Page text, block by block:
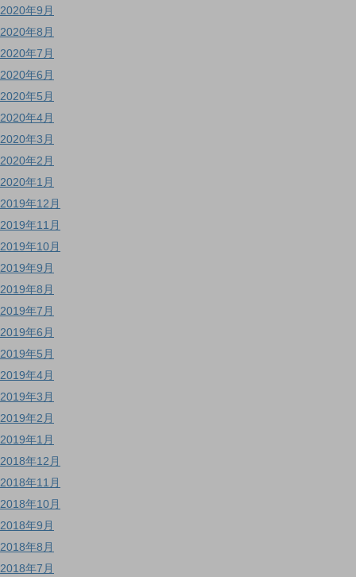
2020年9月
2020年8月
2020年7月
2020年6月
2020年5月
2020年4月
2020年3月
2020年2月
2020年1月
2019年12月
2019年11月
2019年10月
2019年9月
2019年8月
2019年7月
2019年6月
2019年5月
2019年4月
2019年3月
2019年2月
2019年1月
2018年12月
2018年11月
2018年10月
2018年9月
2018年8月
2018年7月